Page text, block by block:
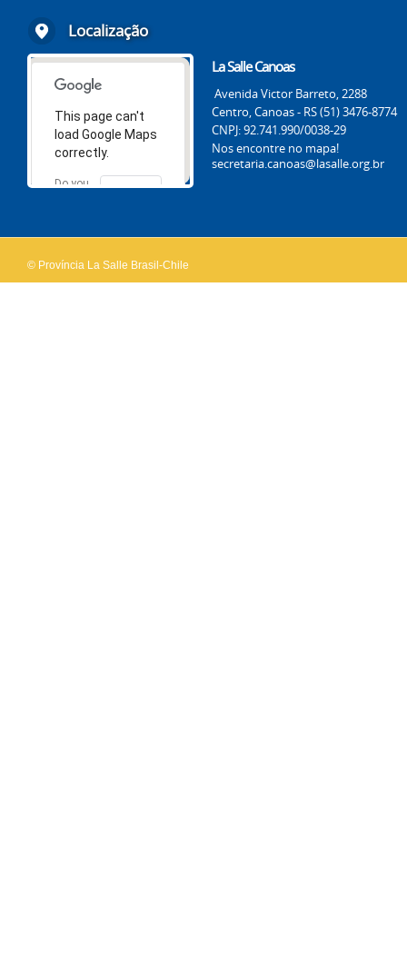
Localização
This page can't
load Google Maps
correctly.
Do you
OK
La Salle Canoas
Avenida Victor Barreto, 2288
Centro, Canoas - RS (51) 3476-8774
CNPJ: 92.741.990/0038-29
Nos encontre no mapa!
secretaria.canoas@lasalle.org.br
© Província La Salle Brasil-Chile